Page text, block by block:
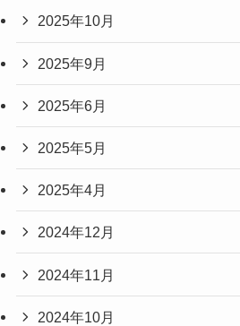
2025年10月
2025年9月
2025年6月
2025年5月
2025年4月
2024年12月
2024年11月
2024年10月